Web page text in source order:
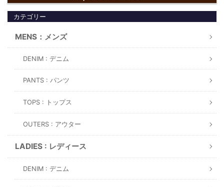
カテゴリー
MENS：メンズ
DENIM : デニム
PANTS : パンツ
TOPS : トップス
OUTERS : アウター
LADIES : レディース
DENIM : デニム